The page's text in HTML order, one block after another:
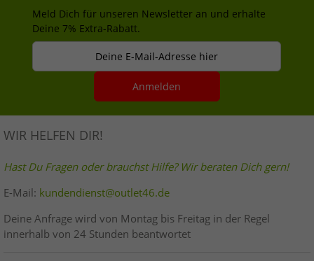
Meld Dich für unseren Newsletter an und erhalte
Deine 7% Extra-Rabatt.
Deine E-Mail-Adresse hier
Anmelden
WIR HELFEN DIR!
Hast Du Fragen oder brauchst Hilfe? Wir beraten Dich gern!
E-Mail: kundendienst@outlet46.de
Deine Anfrage wird von Montag bis Freitag in der Regel
innerhalb von 24 Stunden beantwortet